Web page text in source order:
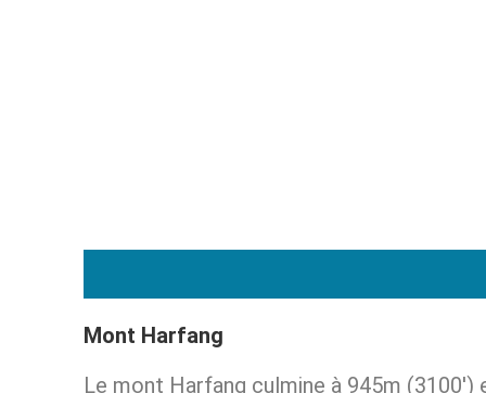
Mont Harfang
Le mont Harfang culmine à 945m (3100′)